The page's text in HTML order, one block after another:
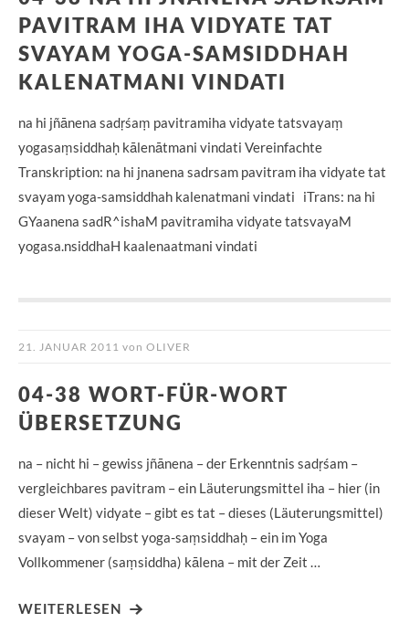
PAVITRAM IHA VIDYATE TAT
SVAYAM YOGA-SAMSIDDHAH
KALENATMANI VINDATI
na hi jñānena sadṛśaṃ pavitramiha vidyate tatsvayaṃ
yogasaṃsiddhaḥ kālenātmani vindati Vereinfachte
Transkription: na hi jnanena sadrsam pavitram iha vidyate tat
svayam yoga-samsiddhah kalenatmani vindati iTrans: na hi
GYaanena sadR^ishaM pavitramiha vidyate tatsvayaM
yogasa.nsiddhaH kaalenaatmani vindati
21. JANUAR 2011 von OLIVER
04-38 WORT-FÜR-WORT
ÜBERSETZUNG
na – nicht hi – gewiss jñānena – der Erkenntnis sadṛśam –
vergleichbares pavitram – ein Läuterungsmittel iha – hier (in
dieser Welt) vidyate – gibt es tat – dieses (Läuterungsmittel)
svayam – von selbst yoga-saṃsiddhaḥ – ein im Yoga
Vollkommener (saṃsiddha) kālena – mit der Zeit …
WEITERLESEN